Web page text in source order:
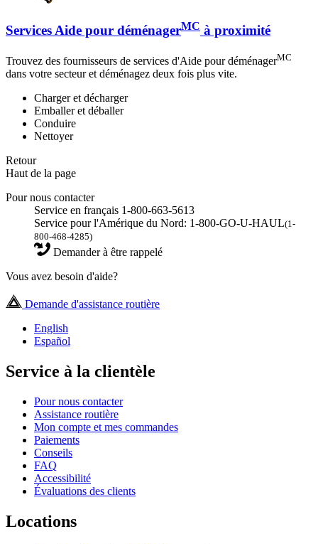
Services Aide pour déménagerMC à proximité
Trouvez des fournisseurs de services d'Aide pour déménagerMC
dans votre secteur et déménagez deux fois plus vite.
Charger et décharger
Emballer et déballer
Conduire
Nettoyer
Retour
Haut de la page
Pour nous contacter
Service en français 1-800-663-5613
Service pour l'Amérique du Nord: 1-800-GO-U-HAUL(1-
800-468-4285)
Demander à être rappelé
Vous avez besoin d'aide?
Demande d'assistance routière
English
Español
Service à la clientèle
Pour nous contacter
Assistance routière
Mon compte et mes commandes
Paiements
Conseils
FAQ
Accessibilité
Évaluations des clients
Locations